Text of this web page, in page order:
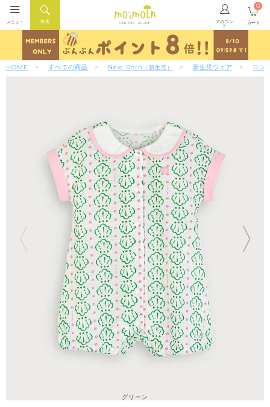
ONLINE STORE アカウン
ト
検索
メニュー カート
0
HOME すべての商品 New Born （新生児） 新生児ウェア ロン
グリーン